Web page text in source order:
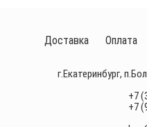
г.Екатеринбург,
+7
+7
Доставка Оплата